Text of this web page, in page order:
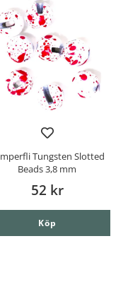
Tungsten Slotted
Beads 3,8 mm
52 kr
Köp